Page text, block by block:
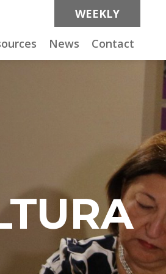
WEEKLY
News Contact